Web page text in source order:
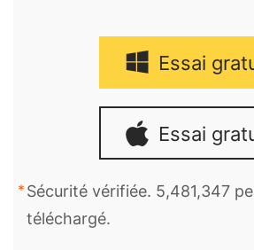
Essai
Essai
Sécurité vérifiée. 5,481,347
téléchargé.